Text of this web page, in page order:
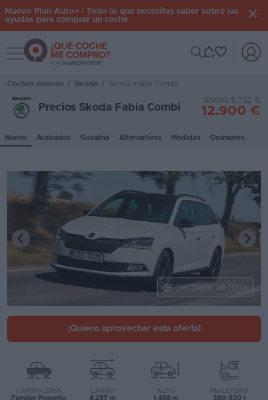
Iniciar
Inicio
Coches
Stock
KM
Ofertas
Nuevo Plan Auto+ | Todo lo que necesitas saber sobre las
ayudas para comprar un coche
Toggle navigation
Coches nuevos / Skoda / Skoda Fabia Combi
Precios Skoda Fabia Combi
Ahorra 5.732 €
12.900 €
Nuevo Acabados Gasolina Alternativas Medidas Opiniones
Ver todas las fotos
¡Quiero aprovechar esta oferta!
CARROCERÍA
Familiar Pequeño
LARGO
4.257 m
ALTO
1.488 m
MALETERO
380-530 l